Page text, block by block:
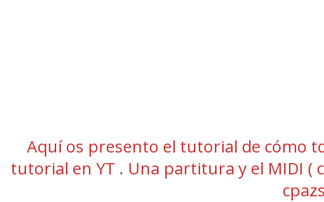
Aquí os presento el tutorial de cómo
tutorial en YT . Una partitura y el MIDI